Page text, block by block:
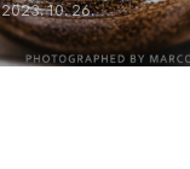
2023. 10. 26.